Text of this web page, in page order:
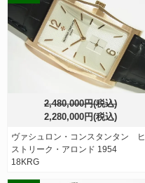
2,480,000円(税込)
2,280,000円(税込)
ヴァシュロン・コンスタンタン ヒ
ストリーク・アロンド 1954
18KRG